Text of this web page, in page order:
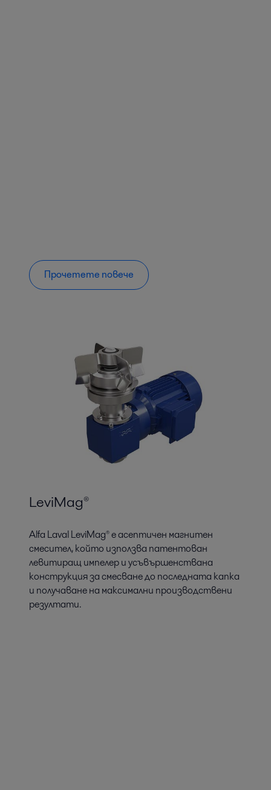
Прочетете повече
LeviMag®
Alfa Laval LeviMag® е асептичен магнитен
смесител, който използва патентован
левитиращ импелер и усъвършенствана
конструкция за смесване до последната капка
и получаване на максимални производствени
резултати.